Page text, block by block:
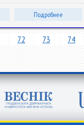
Подробнее
72 73 74